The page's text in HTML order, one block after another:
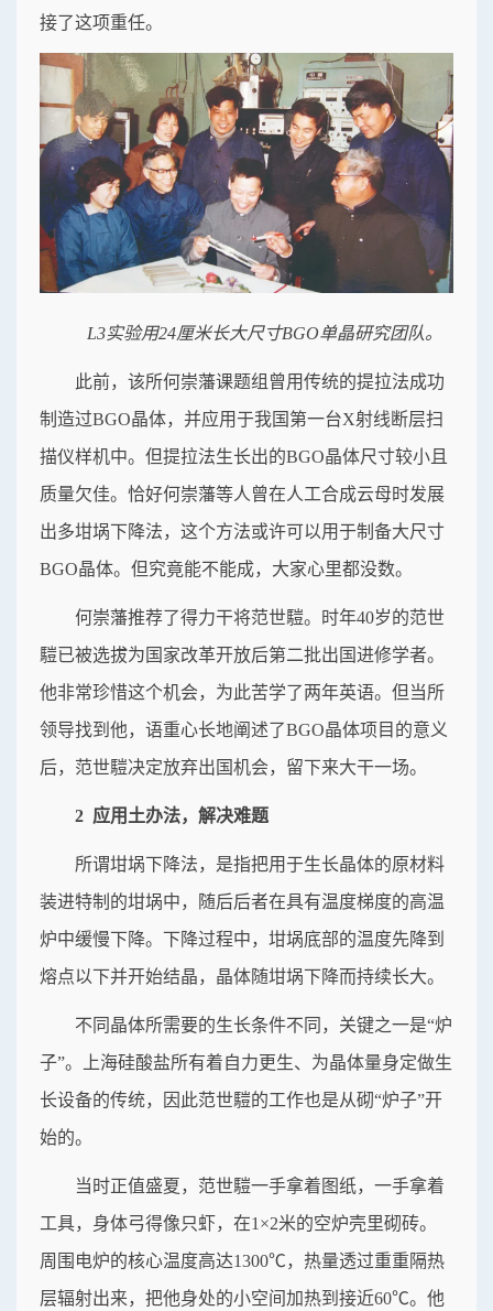
接了这项重任。
L3实验用24厘米长大尺寸BGO单晶研究团队。
此前，该所何崇藩课题组曾用传统的提拉法成功
制造过BGO晶体，并应用于我国第一台X射线断层扫
描仪样机中。但提拉法生长出的BGO晶体尺寸较小且
质量欠佳。恰好何崇藩等人曾在人工合成云母时发展
出多坩埚下降法，这个方法或许可以用于制备大尺寸
BGO晶体。但究竟能不能成，大家心里都没数。
何崇藩推荐了得力干将范世𩥉。时年40岁的范世
𩥉已被选拔为国家改革开放后第二批出国进修学者。
他非常珍惜这个机会，为此苦学了两年英语。但当所
领导找到他，语重心长地阐述了BGO晶体项目的意义
后，范世𩥉决定放弃出国机会，留下来大干一场。
2 应用土办法，解决难题
所谓坩埚下降法，是指把用于生长晶体的原材料
装进特制的坩埚中，随后后者在具有温度梯度的高温
炉中缓慢下降。下降过程中，坩埚底部的温度先降到
熔点以下并开始结晶，晶体随坩埚下降而持续长大。
不同晶体所需要的生长条件不同，关键之一是“炉
子”。上海硅酸盐所有着自力更生、为晶体量身定做生
长设备的传统，因此范世𩥉的工作也是从砌“炉子”开
始的。
当时正值盛夏，范世𩥉一手拿着图纸，一手拿着
工具，身体弓得像只虾，在1×2米的空炉壳里砌砖。
周围电炉的核心温度高达1300℃，热量透过重重隔热
层辐射出来，把他身处的小空间加热到接近60℃。他